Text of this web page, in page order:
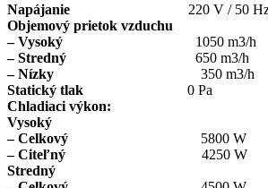
Napájanie 220 V / 50 Hz, 1
Objemový prietok vzduchu
– Vysoký
1050 m3/h
– Stredný 650 m3/h
– Nízky
350 m3/h
Statický tlak 0 Pa
Chladiaci výkon:
Vysoký
– Celkový 5800 W
– Citeľný 4250 W
Stredný